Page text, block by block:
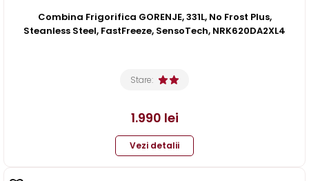
Combina Frigorifica GORENJE, 331L, No Frost Plus,
Steanless Steel, FastFreeze, SensoTech, NRK620DA2XL4
Stare:
1.990 lei
Vezi detalii